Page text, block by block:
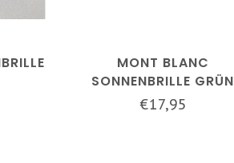
MONT BLANC
SONNENBRILLE GRÜN
€17,95